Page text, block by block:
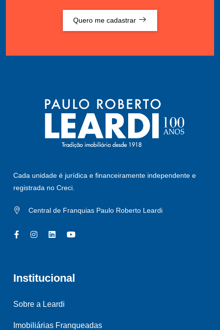
Quero me cadastrar
Cada unidade é jurídica e financeiramente independente e
registrada no Creci.
Central de Franquias Paulo Roberto Leardi
Institucional
Sobre a Leardi
Imobiliárias Franqueadas